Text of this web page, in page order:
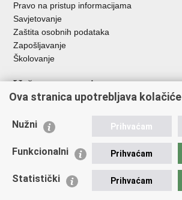
Pravo na pristup informacijama
Savjetovanje
Zaštita osobnih podataka
Zapošljavanje
Školovanje
Važne poveznice
Ministarstvo unutarnjih poslova
Udruge
Policijska akademija
Zaklada policijske solidarnosti
Ova stranica upotrebljava kolačiće
Nužni Prihvaćam
Funkcionalni Prihvaćam
Statistički Prihvaćam